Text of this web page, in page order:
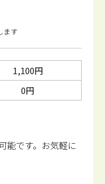
ます
1,100円
0円
です。 お気軽に